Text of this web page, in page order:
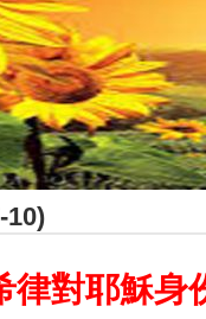
10)
律對耶穌身